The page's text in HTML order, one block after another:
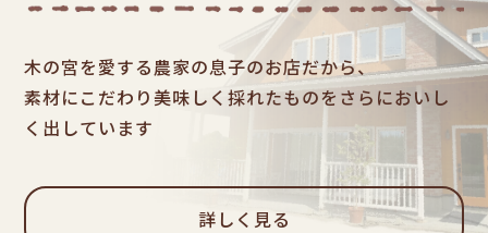
木の宮を愛する農家の息子のお店だから、
素材にこだわり美味しく採れたものをさらにおいし
く出しています
詳しく見る